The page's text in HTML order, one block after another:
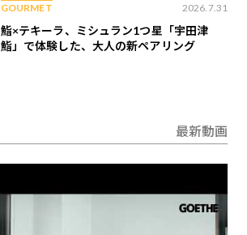
GOURMET 2026.7.31
鮨×テキーラ、ミシュラン1つ星「宇田津
鮨」で体験した、大人の新ペアリング
最新動画